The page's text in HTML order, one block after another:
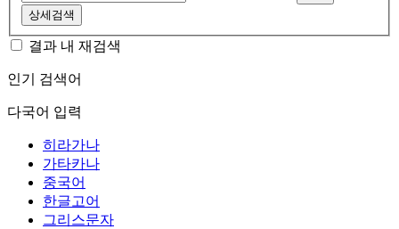
상세검색
결과 내 재검색
인기 검색어
다국어 입력
히라가나
가타카나
중국어
한글고어
그리스문자